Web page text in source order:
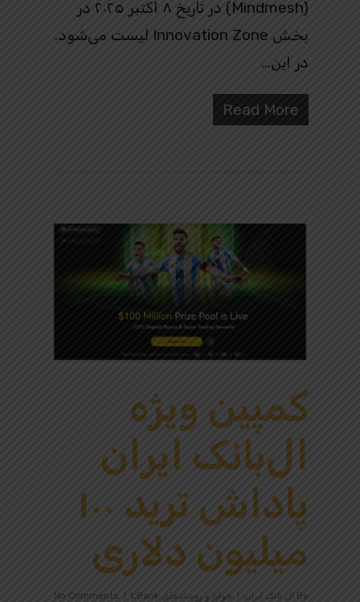
(Mindmesh) در تاریخ ۸ اکتبر ۲۰۲۵ در
بخش Innovation Zone لیست می‌شود.
در این…
Read More
کمپین ویژه
ال‌بانک ایران
پاداش ترید ۱۰۰
میلیون دلاری
By ال بانک ایران جوایز و رویدادهای LBank No Comments